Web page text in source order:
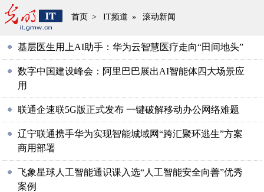
首页 > IT频道 » 滚动新闻
基层医生用上AI助手：华为云智慧医疗走向“田间地头”
数字中国建设峰会：阿里巴巴展出AI智能体四大场景应
用
联通企速联5G版正式发布 一键破解移动办公网络难题
辽宁联通携手华为实现智能城域网“跨汇聚环逃生”方案
商用部署
飞象星球人工智能通识课入选“人工智能安全向善”优秀
案例